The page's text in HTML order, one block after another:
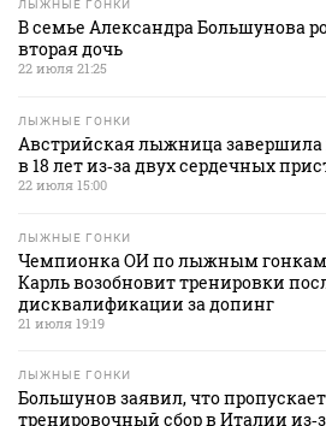
ЛЫЖНЫЕ ГОНКИ
В семье Александра Большунова
вторая дочь
22 июля 21:25
ЛЫЖНЫЕ ГОНКИ
Австрийская лыжница завершила
в 18 лет из‑за двух сердечных
22 июля 15:00
ЛЫЖНЫЕ ГОНКИ
Чемпионка ОИ по лыжным
Карль возобновит тренировки
дисквалификации за допинг
21 июля 19:19
ЛЫЖНЫЕ ГОНКИ
Большунов заявил, что пропускает
тренировочный сбор в Италии